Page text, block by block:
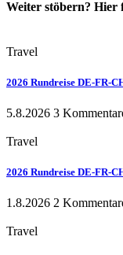
Weiter stöbern? Hier
Travel
2026 Rundreise DE-FR-
5.8.2026 3
Travel
2026 Rundreise DE-FR-
1.8.2026 2
Travel